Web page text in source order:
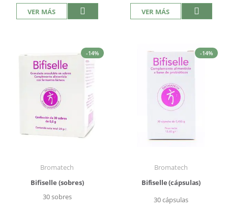
VER MÁS VER MÁS
-14%
Bromatech
Bifiselle (sobres)
30 sobres
-14%
Bromatech
Bifiselle (cápsulas)
30 cápsulas